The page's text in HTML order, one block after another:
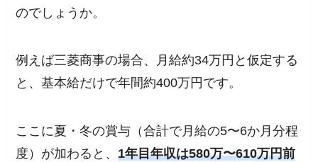
のでしょうか。
例えば三菱商事の場合、月給約34万円と仮定する
と、基本給だけで年間約400万円です。
ここに夏・冬の賞与（合計で月給の5〜6か月分程
度）が加わると、1年目年収は580万〜610万円前